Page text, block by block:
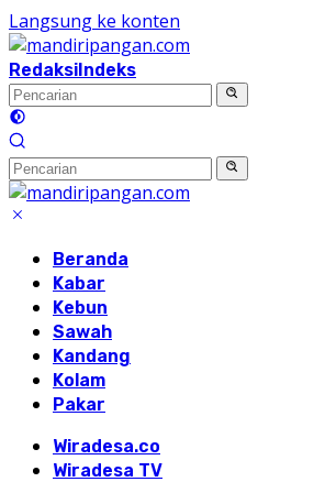
Langsung ke konten
RedaksiIndeks
Beranda
Kabar
Kebun
Sawah
Kandang
Kolam
Pakar
Wiradesa.co
Wiradesa TV